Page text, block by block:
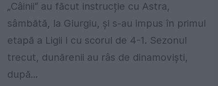
„Câinii“ au făcut instrucție cu Astra,
sâmbătă, la Giurgiu, și s-au impus în primul
etapă a Ligii I cu scorul de 4-1. Sezonul
trecut, dunărenii au râs de dinamoviști,
după...